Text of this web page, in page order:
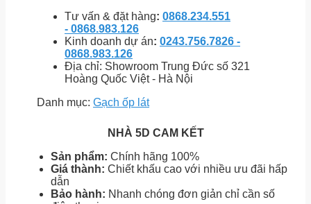
Tư vấn & đặt hàng: 0868.234.551
- 0868.983.126
Kinh doanh dự án: 0243.756.7826 -
0868.983.126
Địa chỉ: Showroom Trung Đức số 321
Hoàng Quốc Việt - Hà Nội
Danh mục: Gạch ốp lát
NHÀ 5D CAM KẾT
Sản phẩm: Chính hãng 100%
Giá thành: Chiết khấu cao với nhiều ưu đãi hấp
dẫn
Bảo hành: Nhanh chóng đơn giản chỉ cần số